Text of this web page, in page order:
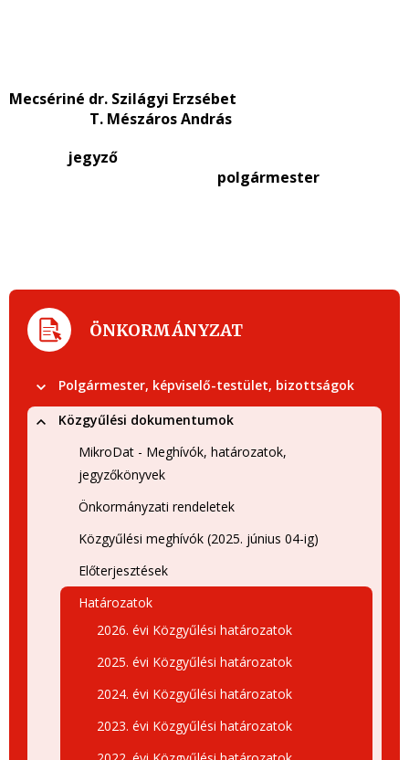
Mecsériné dr. Szilágyi Erzsébet
T. Mészáros András
jegyző
polgármester
ÖNKORMÁNYZAT
Polgármester, képviselő-testület, bizottságok
Közgyűlési dokumentumok
MikroDat - Meghívók, határozatok,
jegyzőkönyvek
Önkormányzati rendeletek
Közgyűlési meghívók (2025. június 04-ig)
Előterjesztések
Határozatok
2026. évi Közgyűlési határozatok
2025. évi Közgyűlési határozatok
2024. évi Közgyűlési határozatok
2023. évi Közgyűlési határozatok